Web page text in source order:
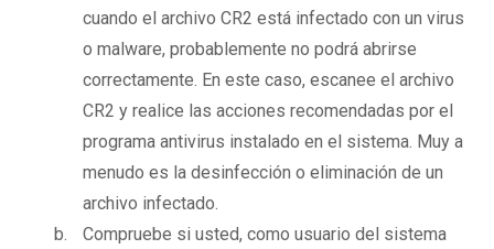
cuando el archivo CR2 está infectado con un virus
o malware, probablemente no podrá abrirse
correctamente. En este caso, escanee el archivo
CR2 y realice las acciones recomendadas por el
programa antivirus instalado en el sistema. Muy a
menudo es la desinfección o eliminación de un
archivo infectado.
Compruebe si usted, como usuario del sistema